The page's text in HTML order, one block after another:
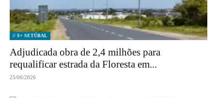
// S+ SETÚBAL
Adjudicada obra de 2,4 milhões para
requalificar estrada da Floresta em...
25/06/2026